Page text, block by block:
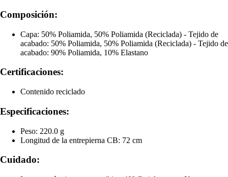
Composición:
Capa: 50% Poliamida, 50% Poliamida (Reciclada) - Tejido de
acabado: 50% Poliamida, 50% Poliamida (Reciclada) - Tejido de
acabado: 90% Poliamida, 10% Elastano
Certificaciones:
Contenido reciclado
Especificaciones:
Peso: 220.0 g
Longitud de la entrepierna CB: 72 cm
Cuidado: